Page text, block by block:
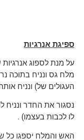
ספיגת אנרגיות
על מנת לספוג
מלח גס ונניח בתוכה
העגולים של) ונניח
נסגור את החדר ונניח
לו לכבות בעצמו) .
האש והמלח יספגו כל